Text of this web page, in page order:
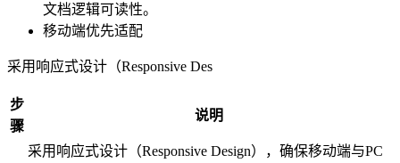
文档逻辑可读性。
移动端优先适配
采用响应式设计（Responsive Des
步
骤
说明
采用响应式设计（Responsive Design），确保移动端与PC